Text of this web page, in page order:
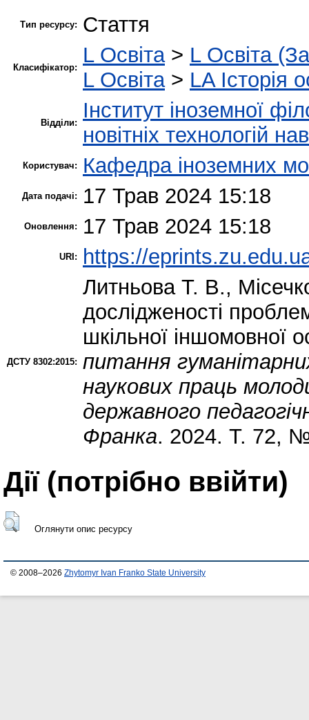
Тип ресурсу: Стаття
Класифікатор:
L Освіта> L Освіта
L Освіта> LA Історія
Відділи:
Інститут іноземної
новітніх технологій
Користувач: Кафедра іноземних
Дата подачі: 17 Трав 2024 15:18
Оновлення: 17 Трав 2024 15:18
URI: https://
ДСТУ 8302:2015:
Литньова Т. В.,
дослідженості
шкільної іншомовної
питання
наукових праць
державного
Франка. 2024. Т. 72,
Дії ​​(потрібно ввійти)
Оглянути опис ресурсу
© 2008–2026 Zhytomyr Ivan Franko State University